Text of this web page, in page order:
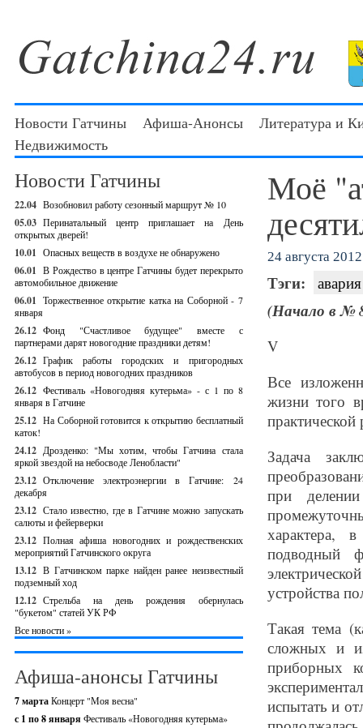
Новости Гатчины Афиша-Анонсы
Литература и
Недвижимость
Новости Гатчины
22.04 Возобновил работу сезонный маршрут № 10
05.03 Перинатальный центр приглашает на День
открытых дверей!
10.01 Опасных веществ в воздухе не обнаружено
06.01 В Рождество в центре Гатчины будет перекрыто
автомобильное движение
06.01 Торжественное открытие катка на Соборной - 7
января
26.12 Фонд "Счастливое будущее" вместе с
партнерами дарят новогодние праздники детям!
26.12 График работы городских и пригородных
автобусов в период новогодних праздников
26.12 Фестиваль «Новогодняя кутерьма» - с 1 по 8
января в Гатчине
25.12 На Соборной готовится к открытию бесплатный
каток!
24.12 Дрозденко: "Мы хотим, чтобы Гатчина стала
яркой звездой на небосводе Ленобласти"
23.12 Отключение электроэнергии в Гатчине: 24
декабря
23.12 Стало известно, где в Гатчине можно запускать
салюты и фейерверки
23.12 Полная афиша новогодних и рождественских
мероприятий Гатчинского округа
13.12 В Гатчинском парке найден ранее неизвестный
подземный ход
12.12 Стрельба на день рождения обернулась
"букетом" статей УК РФ
Все новости »
Афиша-анонсы Гатчины
7 мартаКонцерт "Моя весна"
с 1 по 8 января Фестиваль «Новогодняя кутерьма»
Моё
24 августа 2012
Тэги: авария
(Начало в №
V
Все
жизни того
Задача
при
характера,
подводный
устройства
Такая тема
сложных и
приборных
испытать и